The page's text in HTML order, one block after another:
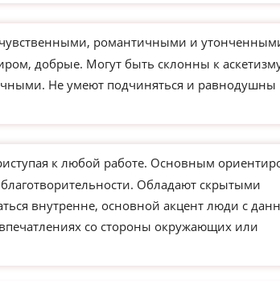
романтичными и
добрые. Могут быть склонны к
Не умеют подчиняться и равнодушны
к любой работе. Основным
Обладают скрытыми
внутренне, основной акцент люди с
со стороны окружающих или